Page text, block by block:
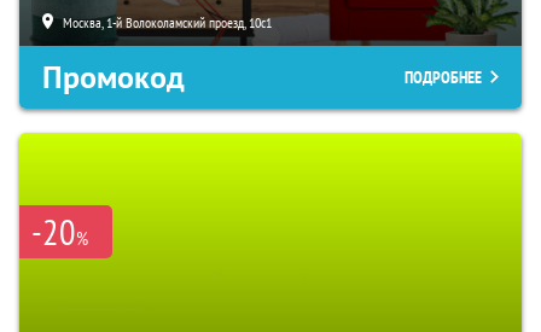
Москва, 1-й Волоколамский проезд, 10с1
Промокод ПОДРОБНЕЕ
-20%